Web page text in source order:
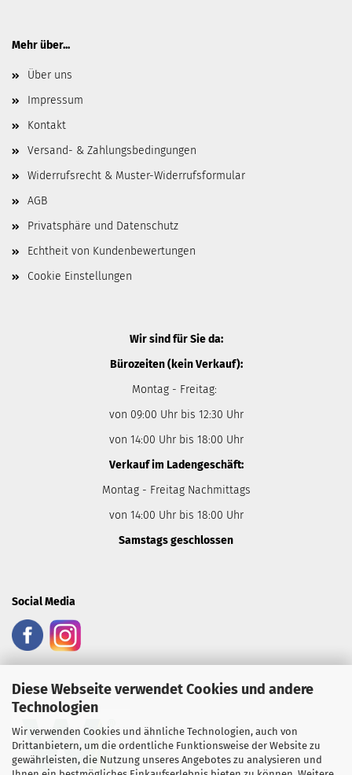
Diese Webseite verwendet Cookies und andere
Technologien
Wir verwenden Cookies und ähnliche Technologien, auch von
Drittanbietern, um die ordentliche Funktionsweise der Website zu
gewährleisten, die Nutzung unseres Angebotes zu analysieren und
Mehr über...
Über uns
Impressum
Kontakt
Versand- & Zahlungsbedingungen
Widerrufsrecht & Muster-Widerrufsformular
AGB
Privatsphäre und Datenschutz
Echtheit von Kundenbewertungen
Cookie Einstellungen
Wir sind für Sie da:
Bürozeiten (kein Verkauf):
Montag - Freitag:
von 09:00 Uhr bis 12:30 Uhr
von 14:00 Uhr bis 18:00 Uhr
Verkauf im Ladengeschäft:
Montag - Freitag Nachmittags
von 14:00 Uhr bis 18:00 Uhr
Samstags geschlossen
Social Media
Heimatsiegel: